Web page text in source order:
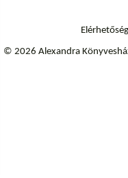
© 2026 Alexandra